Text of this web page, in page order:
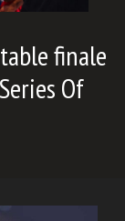
finale
Of